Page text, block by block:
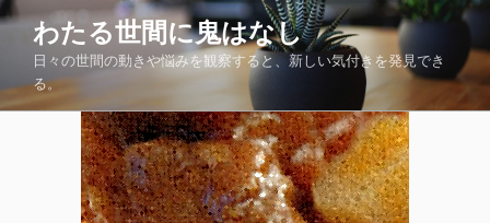
コ
ン
ツ
わたる世間に鬼はなし
日々の世間の動きや悩みを観察すると、新しい気付きを発見でき
る。